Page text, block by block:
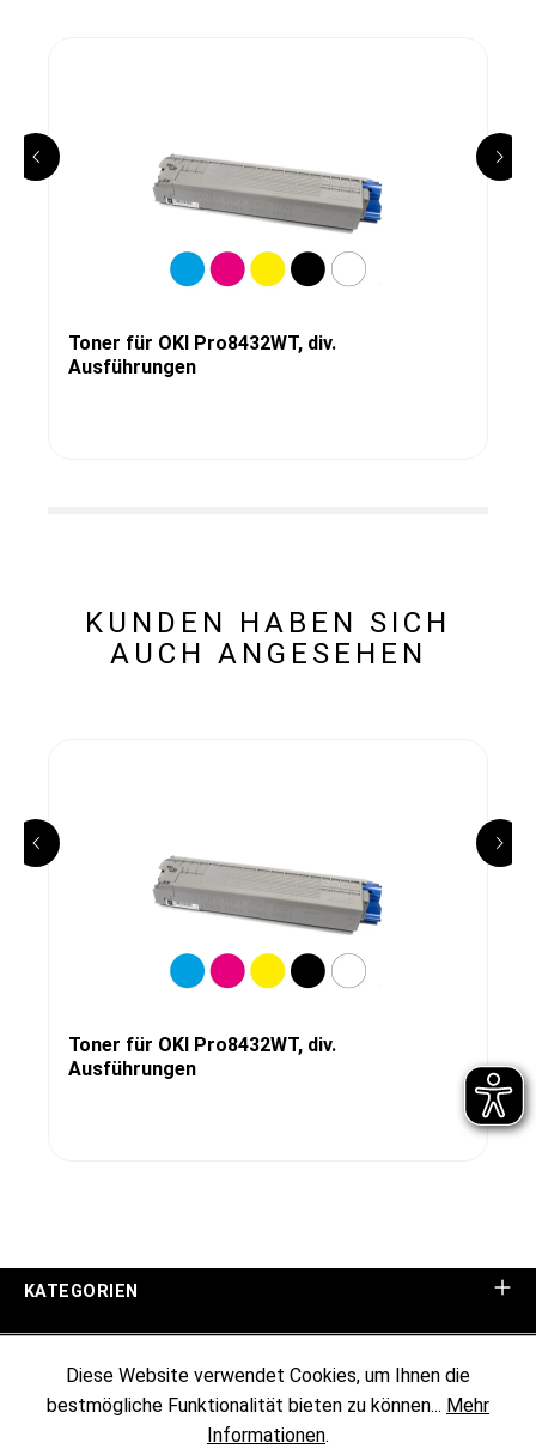
Toner für OKI Pro8432WT, div.
Ausführungen
KUNDEN HABEN SICH
AUCH ANGESEHEN
Toner für OKI Pro8432WT, div.
Ausführungen
KATEGORIEN
KUNDENINFORMATIONEN
Diese Website verwendet Cookies, um Ihnen die
bestmögliche Funktionalität bieten zu können... Mehr
Informationen.